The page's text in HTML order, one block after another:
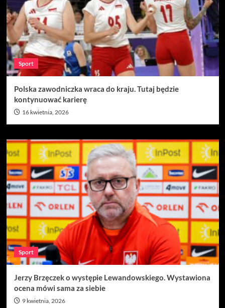
Sport
Polska zawodniczka wraca do kraju. Tutaj będzie
kontynuować karierę
16 kwietnia, 2026
Sport
Jerzy Brzęczek o występie Lewandowskiego. Wystawiona
ocena mówi sama za siebie
9 kwietnia, 2026